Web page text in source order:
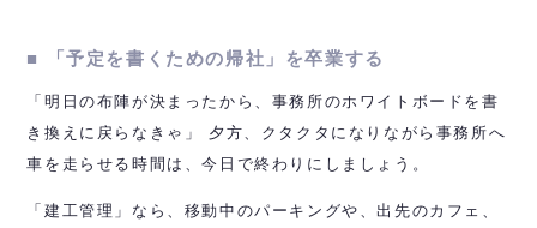
■ 「予定を書くための帰社」を卒業する
「明日の布陣が決まったから、事務所のホワイトボードを書
き換えに戻らなきゃ」 夕方、クタクタになりながら事務所へ
車を走らせる時間は、今日で終わりにしましょう。
「建工管理」なら、移動中のパーキングや、出先のカフェ、